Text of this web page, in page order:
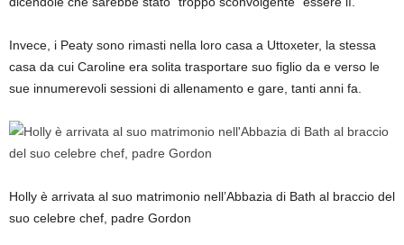
Invece, i Peaty sono rimasti nella loro casa a Uttoxeter, la stessa
casa da cui Caroline era solita trasportare suo figlio da e verso le
sue innumerevoli sessioni di allenamento e gare, tanti anni fa.
Holly è arrivata al suo matrimonio nell’Abbazia di Bath al braccio del
suo celebre chef, padre Gordon